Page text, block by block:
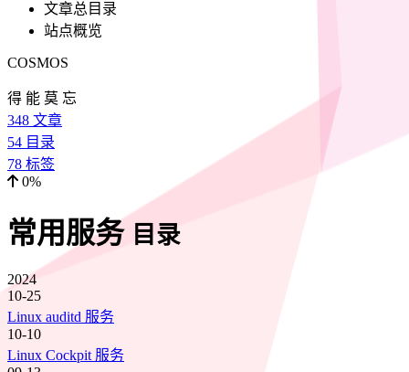
文章总目录
站点概览
COSMOS
得 能 莫 忘
348 文章
54 目录
78 标签
0%
常用服务 目录
2024
10-25
Linux auditd 服务
10-10
Linux Cockpit 服务